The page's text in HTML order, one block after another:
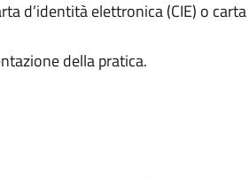
d’identità elettronica (CIE) o carta
della pratica.